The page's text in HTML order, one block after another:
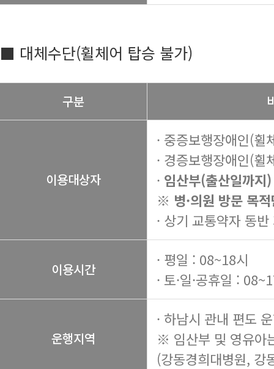
■ 대체수단(휠체어 탑승 불가)
구분
이용대상자
· 중증보행장애인(휠
· 경증보행장애인(휠
· 임산부(출산일까지)
※ 병·의원 방문 목
· 상기 교통약자 동
이용시간
· 평일 : 08~18시
· 토·일·공휴일 :
운행지역
· 하남시 관내 편도
※ 임산부 및 영유아
(강동경희대병원, 강